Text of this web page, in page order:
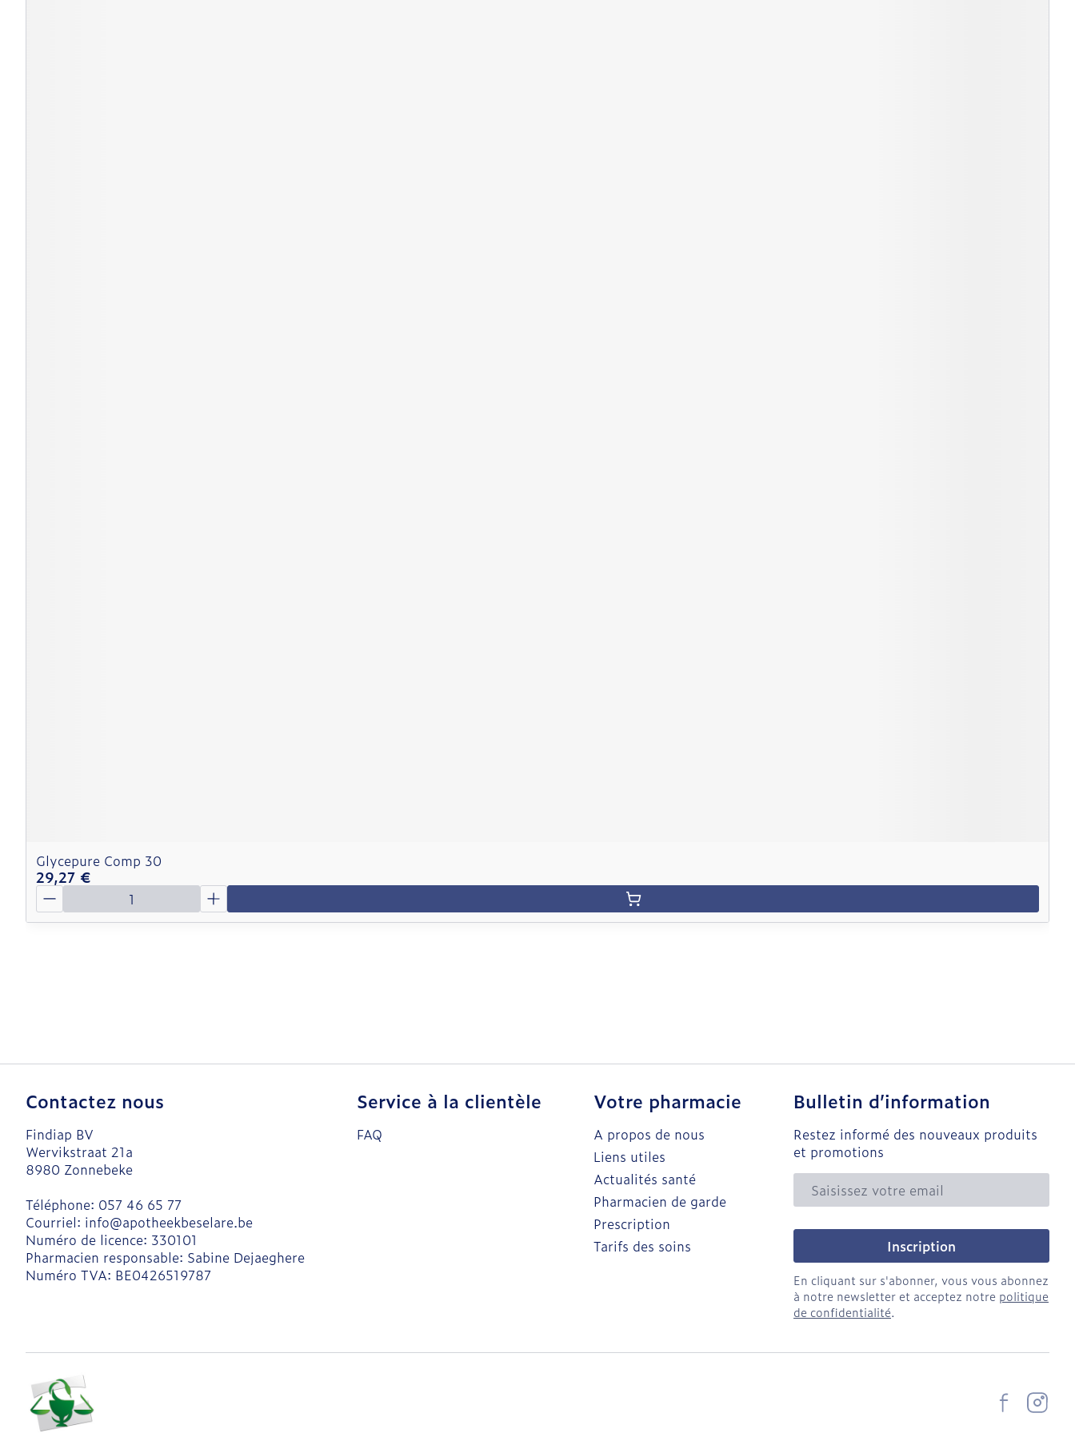
Glycepure Comp 30
29,27 €
Quantité
Contactez nous
Findiap BV
Wervikstraat 21a
8980 Zonnebeke
Téléphone: 057 46 65 77
Courriel: info@apotheekbeselare.be
Numéro de licence: 330101
Pharmacien responsable: Sabine Dejaeghere
Numéro TVA: BE0426519787
Service à la clientèle
FAQ
Votre pharmacie
A propos de nous
Liens utiles
Actualités santé
Pharmacien de garde
Prescription
Tarifs des soins
Bulletin d’information
Restez informé des nouveaux produits
et promotions
Adresse mail
Inscription
En cliquant sur s'abonner, vous vous abonnez
à notre newsletter et acceptez notre politique
de confidentialité.